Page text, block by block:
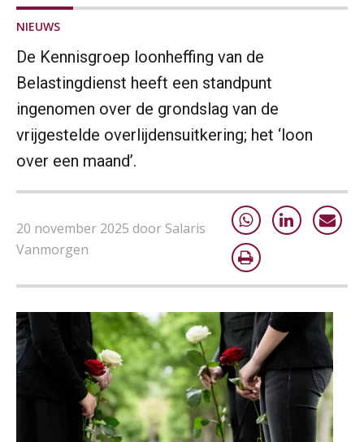
NIEUWS
De Kennisgroep loonheffing van de
Belastingdienst heeft een standpunt
ingenomen over de grondslag van de
vrijgestelde overlijdensuitkering; het ‘loon
over een maand’.
20 november 2025 door Salaris
Vanmorgen